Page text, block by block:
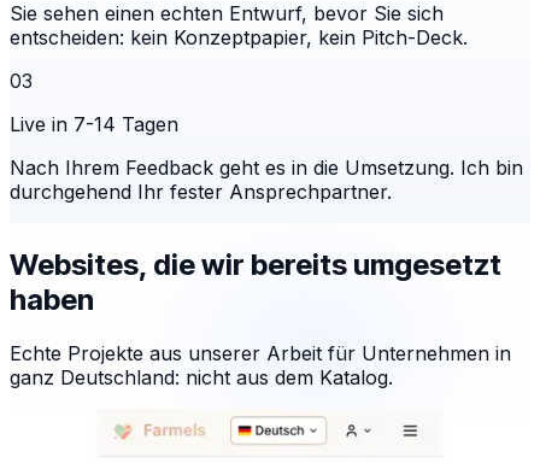
Sie sehen einen echten Entwurf, bevor Sie sich
entscheiden: kein Konzeptpapier, kein Pitch-Deck.
03
Live in 7-14 Tagen
Nach Ihrem Feedback geht es in die Umsetzung. Ich bin
durchgehend Ihr fester Ansprechpartner.
Websites, die wir bereits umgesetzt
haben
Echte Projekte aus unserer Arbeit für Unternehmen in
ganz Deutschland: nicht aus dem Katalog.